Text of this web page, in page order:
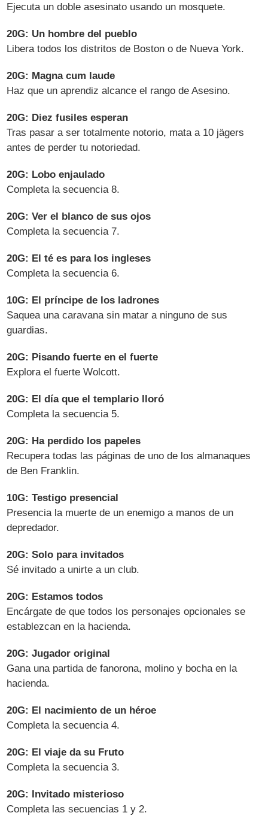
Ejecuta un doble asesinato usando un mosquete.
20G: Un hombre del pueblo
Libera todos los distritos de Boston o de Nueva York.
20G: Magna cum laude
Haz que un aprendiz alcance el rango de Asesino.
20G: Diez fusiles esperan
Tras pasar a ser totalmente notorio, mata a 10 jägers
antes de perder tu notoriedad.
20G: Lobo enjaulado
Completa la secuencia 8.
20G: Ver el blanco de sus ojos
Completa la secuencia 7.
20G: El té es para los ingleses
Completa la secuencia 6.
10G: El príncipe de los ladrones
Saquea una caravana sin matar a ninguno de sus
guardias.
20G: Pisando fuerte en el fuerte
Explora el fuerte Wolcott.
20G: El día que el templario lloró
Completa la secuencia 5.
20G: Ha perdido los papeles
Recupera todas las páginas de uno de los almanaques
de Ben Franklin.
10G: Testigo presencial
Presencia la muerte de un enemigo a manos de un
depredador.
20G: Solo para invitados
Sé invitado a unirte a un club.
20G: Estamos todos
Encárgate de que todos los personajes opcionales se
establezcan en la hacienda.
20G: Jugador original
Gana una partida de fanorona, molino y bocha en la
hacienda.
20G: El nacimiento de un héroe
Completa la secuencia 4.
20G: El viaje da su Fruto
Completa la secuencia 3.
20G: Invitado misterioso
Completa las secuencias 1 y 2.